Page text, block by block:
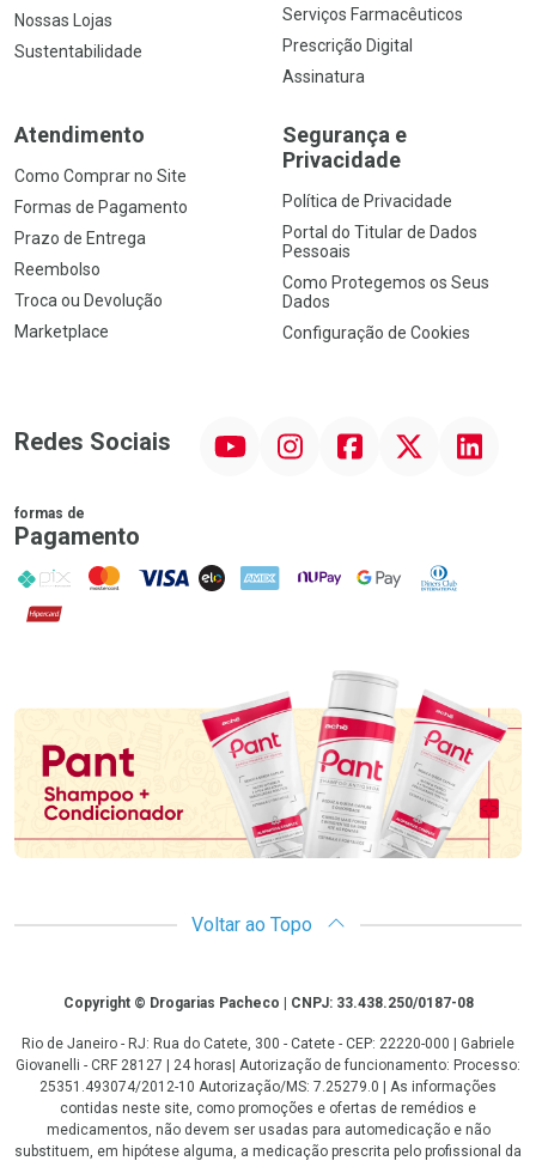
Nossas Lojas
Sustentabilidade
Serviços Farmacêuticos
Prescrição Digital
Assinatura
Atendimento
Como Comprar no Site
Formas de Pagamento
Prazo de Entrega
Reembolso
Troca ou Devolução
Marketplace
Segurança e
Privacidade
Política de Privacidade
Portal do Titular de Dados
Pessoais
Como Protegemos os Seus
Dados
Configuração de Cookies
Redes Sociais InstagramFacebook Linkedin
formas de
Pagamento
PIX MasterCard
VISA ELO AMEX NuPay Google PayDiners Club
Hipercard
Promoção em Destaque
Voltar ao Topo
CopyrightCopyright © Drogarias Pacheco | CNPJ: 33.438.250/0187-08
Rio de Janeiro - RJ: Rua do Catete, 300 - Catete - CEP: 22220-000 | Gabriele
Giovanelli - CRF 28127 | 24 horas| Autorização de funcionamento: Processo:
25351.493074/2012-10 Autorização/MS: 7.25279.0 | As informações
contidas neste site, como promoções e ofertas de remédios e
medicamentos, não devem ser usadas para automedicação e não
substituem, em hipótese alguma, a medicação prescrita pelo profissional da